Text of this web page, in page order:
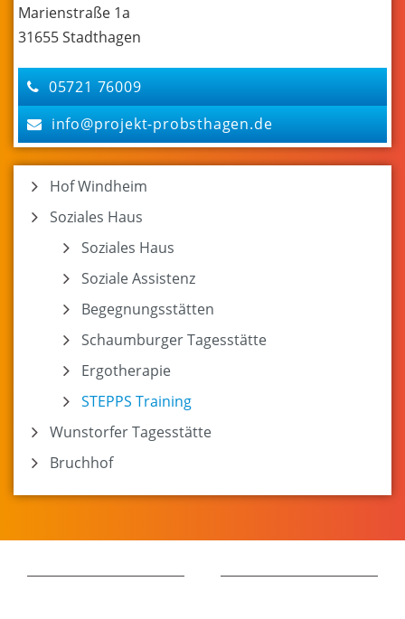
Hof Windheim
Soziales Haus
Soziales Haus
Soziale Assistenz
Begegnungsstätten
Schaumburger Tagesstätte
Ergotherapie
STEPPS Training
Wunstorfer Tagesstätte
Bruchhof
Marienstraße 1a
31655 Stadthagen
05721 76009
info@projekt-probsthagen.de